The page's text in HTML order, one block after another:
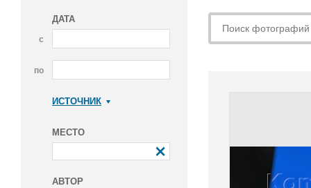
ДАТА
с
по
ИСТОЧНИК
МЕСТО
АВТОР